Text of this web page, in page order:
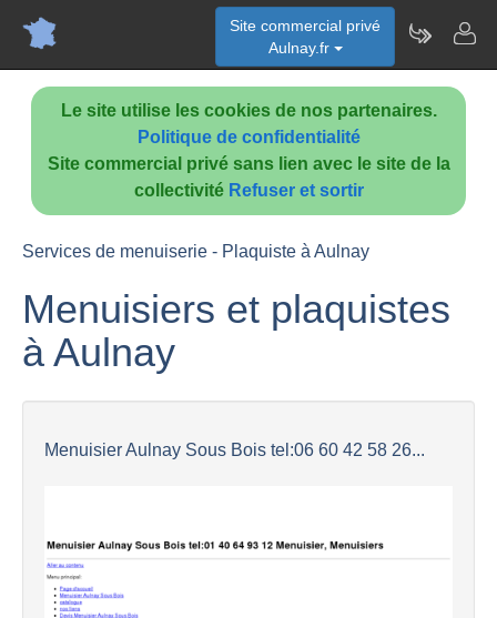
Le site utilise les cookies de nos partenaires.
Politique de confidentialité
Site commercial privé sans lien avec le site de la
collectivité Refuser et sortir
Site commercial privé
Aulnay.fr
Services de menuiserie - Plaquiste à Aulnay
Menuisiers et plaquistes
à Aulnay
Menuisier Aulnay Sous Bois tel:06 60 42 58 26...